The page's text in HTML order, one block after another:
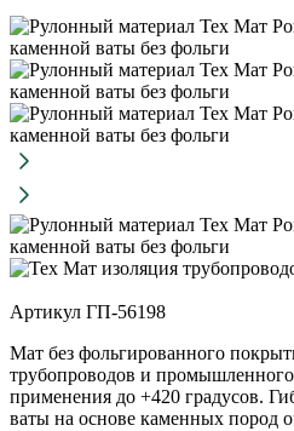
Артикул ГП-56198
Мат без фольгированного
трубопроводов и
применения до +420 градусов.
ваты на основе каменных пород